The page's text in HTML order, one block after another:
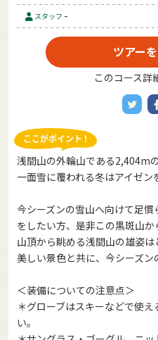
スタッフ -
ツアー
このコース詳
浅間山の外輪山である2,404mの
一面雪に覆われる冬はアイゼン
今シーズンの雪山へ向けて足
をしたい方、是非この黒斑山
山頂から眺める浅間山の雄姿は
美しい景色と共に、今シーズン
＜装備についての注意点＞
＊グローブはスキーなどで使
い。